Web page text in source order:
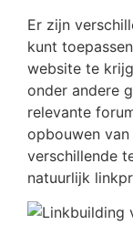
Er zijn
kunt
website te
onder andere
relevante
opbouwen
verschillende
natuurlijk